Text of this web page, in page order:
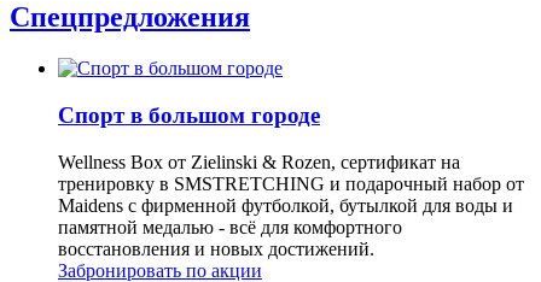
Спецпредложения
Спорт в большом городе
Wellness Box от Zielinski & Rozen, сертификат на
тренировку в SMSTRETCHING и подарочный набор от
Maidens с фирменной футболкой, бутылкой для воды и
памятной медалью - всё для комфортного
восстановления и новых достижений.
Забронировать по акции